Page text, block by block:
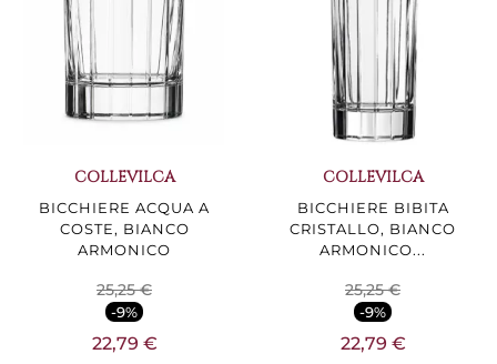
COLLEVILCA
BICCHIERE ACQUA A
COSTE, BIANCO
ARMONICO
25,25 €
-9%
22,79 €
COLLEVILCA
BICCHIERE BIBITA
CRISTALLO, BIANCO
ARMONICO...
25,25 €
-9%
22,79 €